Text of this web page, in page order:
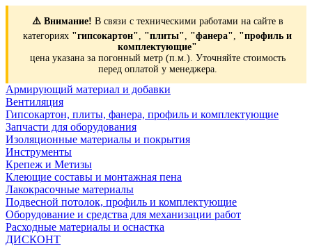
⚠️ Внимание! В связи с техническими работами на сайте в
категориях "гипсокартон", "плиты", "фанера", "профиль и
комплектующие"
цена указана за погонный метр (п.м.). Уточняйте стоимость
перед оплатой у менеджера.
Армирующий материал и добавки
Вентиляция
Гипсокартон, плиты, фанера, профиль и комплектующие
Запчасти для оборудования
Изоляционные материалы и покрытия
Инструменты
Крепеж и Метизы
Клеющие составы и монтажная пена
Лакокрасочные материалы
Подвесной потолок, профиль и комплектующие
Оборудование и средства для механизации работ
Расходные материалы и оснастка
ДИСКОНТ